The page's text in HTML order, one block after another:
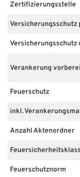
Zertifizierungsstelle
Versicherungsschutz
Versicherungsschutz
Verankerung
Feuerschutz
inkl.
Anzahl Aktenordner
Feuerschutznorm